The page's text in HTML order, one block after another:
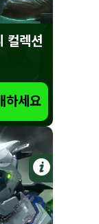
컬렉션
하세요
$
19